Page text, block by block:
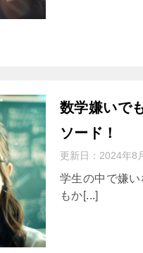
数学嫌いで
ソード！
更新日： 2024年8
学生の中で嫌
もか[...]